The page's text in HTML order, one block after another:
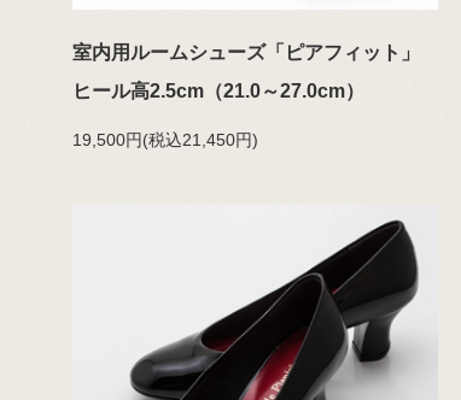
室内用ルームシューズ「ピアフィット」
ヒール高2.5cm（21.0～27.0cm）
19,500円(税込21,450円)